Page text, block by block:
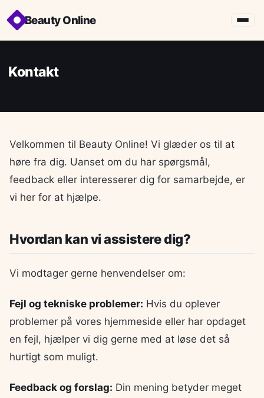
Beauty Online
Kontakt
Velkommen til Beauty Online! Vi glæder os til at
høre fra dig. Uanset om du har spørgsmål,
feedback eller interesserer dig for samarbejde, er
vi her for at hjælpe.
Hvordan kan vi assistere dig?
Vi modtager gerne henvendelser om:
Fejl og tekniske problemer: Hvis du oplever
problemer på vores hjemmeside eller har opdaget
en fejl, hjælper vi dig gerne med at løse det så
hurtigt som muligt.
Feedback og forslag: Din mening betyder meget